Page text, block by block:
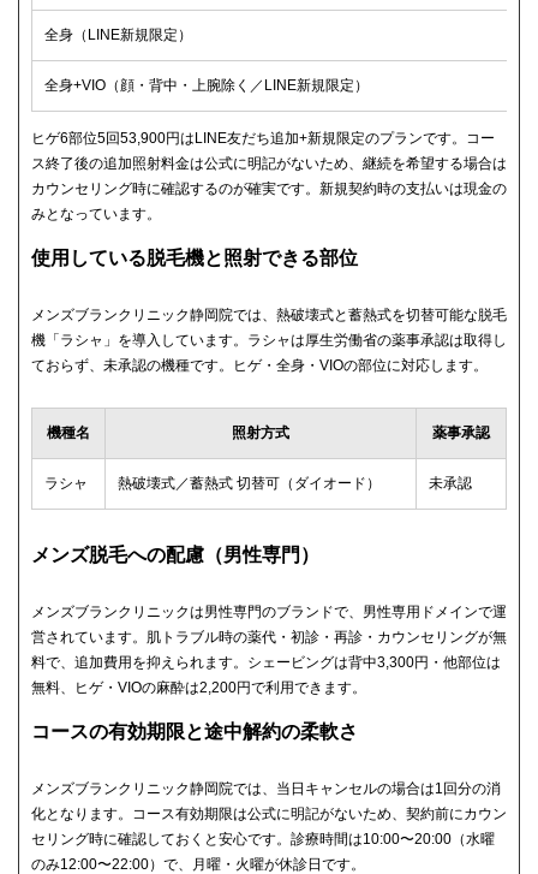
全身（LINE新規限定）
全身+VIO（顔・背中・上腕除く／LINE新規限定）
ヒゲ6部位5回53,900円はLINE友だち追加+新規限定のプランです。コー
ス終了後の追加照射料金は公式に明記がないため、継続を希望する場合は
カウンセリング時に確認するのが確実です。新規契約時の支払いは現金の
みとなっています。
使用している脱毛機と照射できる部位
メンズブランクリニック静岡院では、熱破壊式と蓄熱式を切替可能な脱毛
機「ラシャ」を導入しています。ラシャは厚生労働省の薬事承認は取得し
ておらず、未承認の機種です。ヒゲ・全身・VIOの部位に対応します。
機種名 照射方式 薬事承認
ラシャ 熱破壊式／蓄熱式 切替可（ダイオード） 未承認
メンズ脱毛への配慮（男性専門）
メンズブランクリニックは男性専門のブランドで、男性専用ドメインで運
営されています。肌トラブル時の薬代・初診・再診・カウンセリングが無
料で、追加費用を抑えられます。シェービングは背中3,300円・他部位は
無料、ヒゲ・VIOの麻酔は2,200円で利用できます。
コースの有効期限と途中解約の柔軟さ
メンズブランクリニック静岡院では、当日キャンセルの場合は1回分の消
化となります。コース有効期限は公式に明記がないため、契約前にカウン
セリング時に確認しておくと安心です。診療時間は10:00〜20:00（水曜
のみ12:00〜22:00）で、月曜・火曜が休診日です。